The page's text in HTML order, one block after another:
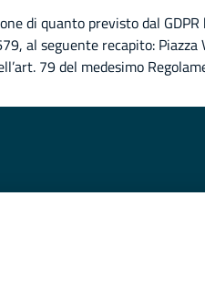
di quanto previsto dal
al seguente recapito:
79 del medesimo